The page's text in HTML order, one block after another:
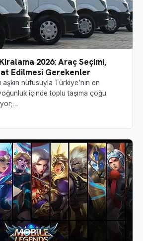
2026: Araç Seçimi,
Edilmesi Gerekenler
nüfusuyla Türkiye’nin en
içinde toplu taşıma çoğu